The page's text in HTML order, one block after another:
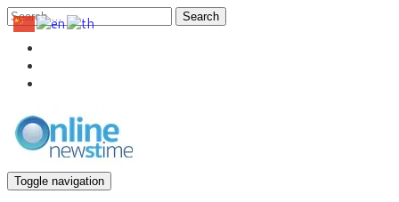
Search
Toggle navigation